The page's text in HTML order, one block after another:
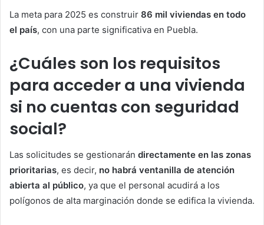
La meta para 2025 es construir 86 mil viviendas en todo
el país, con una parte significativa en Puebla.
¿Cuáles son los requisitos
para acceder a una vivienda
si no cuentas con seguridad
social?
Las solicitudes se gestionarán directamente en las zonas
prioritarias, es decir, no habrá ventanilla de atención
abierta al público, ya que el personal acudirá a los
polígonos de alta marginación donde se edifica la vivienda.